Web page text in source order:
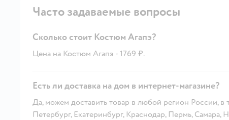
Часто задаваемые вопросы
Сколько стоит Костюм Агапэ?
Цена на Костюм Агапэ - 1769 ₽.
Есть ли доставка на дом в интернет-магазине?
Да, можем доставить товар в любой регион России,
Петербург, Екатеринбург, Краснодар, Пермь,